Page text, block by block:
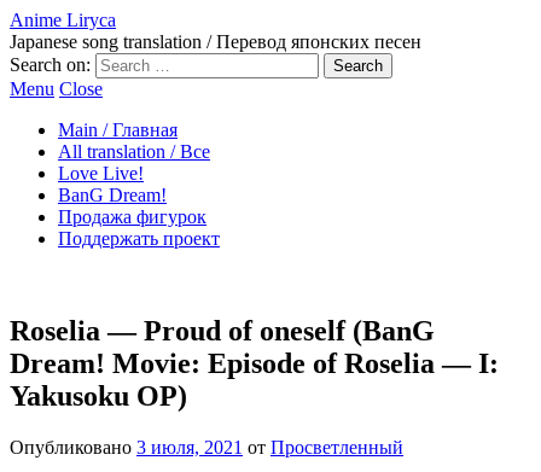
Anime Liryca
Japanese song translation / Перевод японских песен
Search on:
Menu Close
Main / Главная
All translation / Все
Love Live!
BanG Dream!
Продажа фигурок
Поддержать проект
Roselia — Proud of oneself (BanG
Dream! Movie: Episode of Roselia — I:
Yakusoku OP)
Опубликовано 3 июля, 2021 от Просветленный